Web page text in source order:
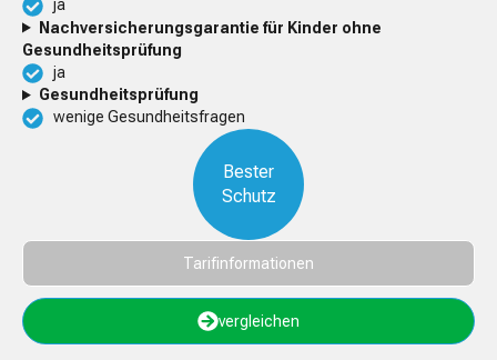
ja
Nachversicherungsgarantie für Kinder ohne
Gesundheitsprüfung
ja
Gesundheitsprüfung
wenige Gesundheitsfragen
Bester
Schutz
Tarifinformationen
vergleichen